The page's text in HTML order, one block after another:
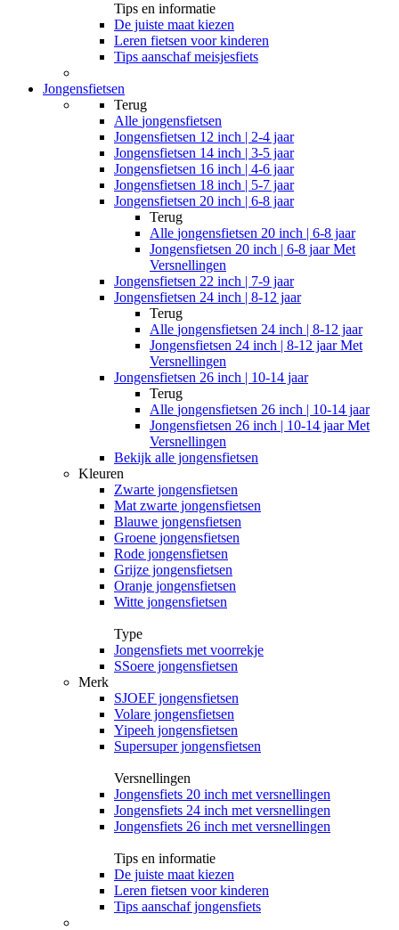
Tips en informatie
De juiste maat kiezen
Leren fietsen voor kinderen
Tips aanschaf meisjesfiets
Jongensfietsen
Terug
Alle jongensfietsen
Jongensfietsen 12 inch | 2-4 jaar
Jongensfietsen 14 inch | 3-5 jaar
Jongensfietsen 16 inch | 4-6 jaar
Jongensfietsen 18 inch | 5-7 jaar
Jongensfietsen 20 inch | 6-8 jaar
Terug
Alle jongensfietsen 20 inch | 6-8 jaar
Jongensfietsen 20 inch | 6-8 jaar Met
Versnellingen
Jongensfietsen 22 inch | 7-9 jaar
Jongensfietsen 24 inch | 8-12 jaar
Terug
Alle jongensfietsen 24 inch | 8-12 jaar
Jongensfietsen 24 inch | 8-12 jaar Met
Versnellingen
Jongensfietsen 26 inch | 10-14 jaar
Terug
Alle jongensfietsen 26 inch | 10-14 jaar
Jongensfietsen 26 inch | 10-14 jaar Met
Versnellingen
Bekijk alle jongensfietsen
Kleuren
Zwarte jongensfietsen
Mat zwarte jongensfietsen
Blauwe jongensfietsen
Groene jongensfietsen
Rode jongensfietsen
Grijze jongensfietsen
Oranje jongensfietsen
Witte jongensfietsen
Type
Jongensfiets met voorrekje
SSoere jongensfietsen
Merk
SJOEF jongensfietsen
Volare jongensfietsen
Yipeeh jongensfietsen
Supersuper jongensfietsen
Versnellingen
Jongensfiets 20 inch met versnellingen
Jongensfiets 24 inch met versnellingen
Jongensfiets 26 inch met versnellingen
Tips en informatie
De juiste maat kiezen
Leren fietsen voor kinderen
Tips aanschaf jongensfiets